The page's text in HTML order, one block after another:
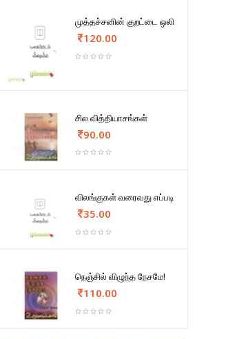
முத்தச்சனின் குறட்டை ஒலி
120.00
சில வித்தியாசங்கள்
90.00
விலங்குகள் வரைவது எப்படி
35.00
நெஞ்சில் விழுந்த நேசமே!
110.00